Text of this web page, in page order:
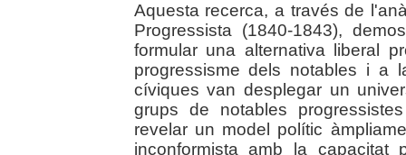
Aquesta recerca, a través de
Progressista (1840-1843),
formular una alternativa liberal
progressisme dels notables i a
cíviques van desplegar un
grups de notables
revelar un model polític
inconformista amb la capacitat